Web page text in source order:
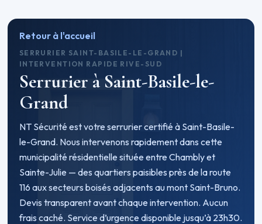
Retour à l'accueil
SERRURIER SAINT-BASILE-LE-GRAND |
INTERVENTION RAPIDE RIVE-SUD
Serrurier à Saint-Basile-le-
Grand
NT Sécurité est votre serrurier certifié à Saint-Basile-
le-Grand. Nous intervenons rapidement dans cette
municipalité résidentielle située entre Chambly et
Sainte-Julie — des quartiers paisibles près de la route
116 aux secteurs boisés adjacents au mont Saint-Bruno.
Devis transparent avant chaque intervention. Aucun
frais caché. Service d’urgence disponible jusqu’à 23h30.